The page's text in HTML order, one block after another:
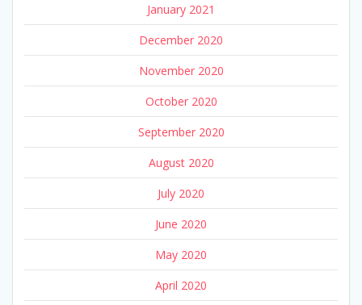
January 2021
December 2020
November 2020
October 2020
September 2020
August 2020
July 2020
June 2020
May 2020
April 2020